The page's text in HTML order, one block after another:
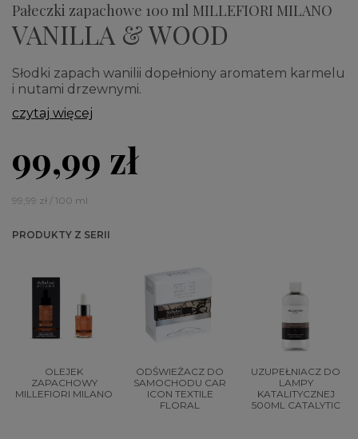
Pałeczki zapachowe 100 ml MILLEFIORI MILANO
VANILLA & WOOD
Słodki zapach wanilii dopełniony aromatem karmelu
i nutami drzewnymi.
czytaj więcej
99,99 zł
99,99 zł / 100 ml
PRODUKTY Z SERII
OLEJEK
ZAPACHOWY
MILLEFIORI MILANO
ODŚWIEŻACZ DO
SAMOCHODU CAR
ICON TEXTILE
FLORAL
UZUPEŁNIACZ DO
LAMPY
KATALITYCZNEJ
500ML CATALYTIC